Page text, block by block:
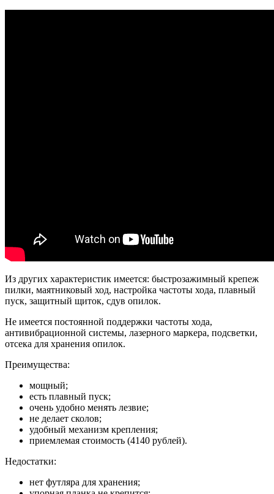
Из других характеристик имеется: быстрозажимный крепеж
пилки, маятниковый ход, настройка частоты хода, плавный
пуск, защитный щиток, сдув опилок.
Не имеется постоянной поддержки частоты хода,
антивибрационной системы, лазерного маркера, подсветки,
отсека для хранения опилок.
Преимущества:
мощный;
есть плавный пуск;
очень удобно менять лезвие;
не делает сколов;
удобный механизм крепления;
приемлемая стоимость (4140 рублей).
Недостатки:
нет футляра для хранения;